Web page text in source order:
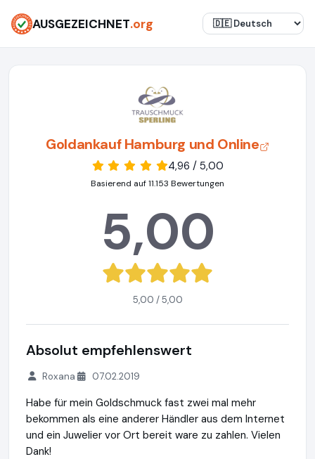
AUSGEZEICHNET.org
Goldankauf Hamburg und Online
4,96 / 5,00
Basierend auf 11.153 Bewertungen
5,00
5,00 / 5,00
Absolut empfehlenswert
Roxana 07.02.2019
Habe für mein Goldschmuck fast zwei mal mehr
bekommen als eine anderer Händler aus dem Internet
und ein Juwelier vor Ort bereit ware zu zahlen. Vielen
Dank!